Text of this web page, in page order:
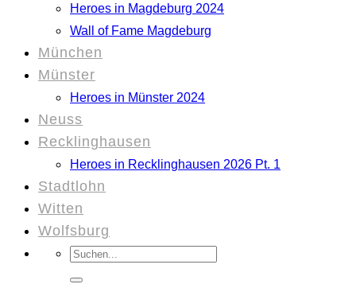
Heroes in Magdeburg 2024
Wall of Fame Magdeburg
München
Münster
Heroes in Münster 2024
Neuss
Recklinghausen
Heroes in Recklinghausen 2026 Pt. 1
Stadtlohn
Witten
Wolfsburg
Suchen
nach: